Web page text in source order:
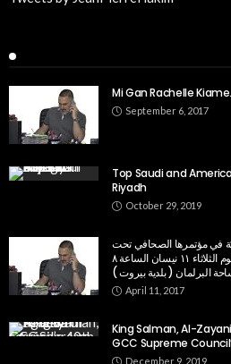
Mi Gan Rachelle
September 6, 2017
Top Saudi and
Riyadh
October 29, 2019
في مؤتمرها الصحافي تحت
عنوان مواجهة التمديد في الشارع اليوم الثلاثاء ١١ نيسان الساعة ٨
البرلمان ( بلدية بيروت )
April 11, 2017
King Salman, Al-
GCC Supreme
December 9, 2019